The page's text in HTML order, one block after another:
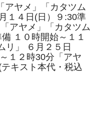
アヤメ」「カタツム
１４日(日）９:30準
ヤメ」「カタツム
１０時開始～１１
リ」 ６月２５日
１２時30分「アヤ
キスト本代・税込